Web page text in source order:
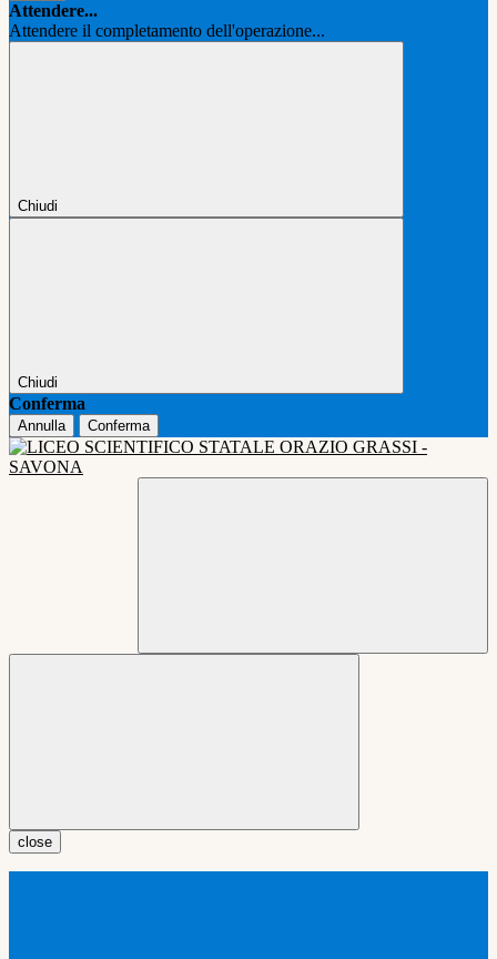
Attendere...
Attendere il completamento dell'operazione...
Chiudi
Chiudi
Conferma
Annulla Conferma
close